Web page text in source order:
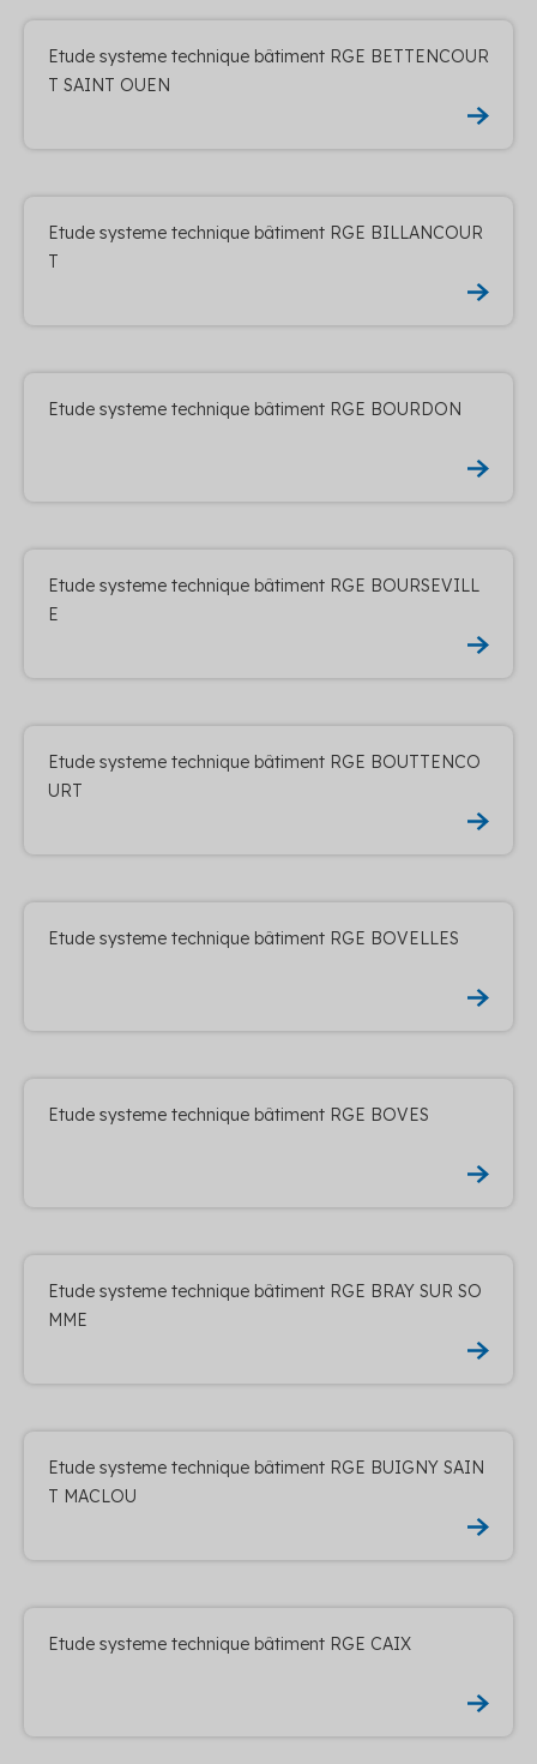
Etude systeme technique bâtiment RGE BETTENCOUR
T SAINT OUEN
Etude systeme technique bâtiment RGE BILLANCOUR
T
Etude systeme technique bâtiment RGE BOURDON
Etude systeme technique bâtiment RGE BOURSEVILL
E
Etude systeme technique bâtiment RGE BOUTTENCO
URT
Etude systeme technique bâtiment RGE BOVELLES
Etude systeme technique bâtiment RGE BOVES
Etude systeme technique bâtiment RGE BRAY SUR SO
MME
Etude systeme technique bâtiment RGE BUIGNY SAIN
T MACLOU
Etude systeme technique bâtiment RGE CAIX